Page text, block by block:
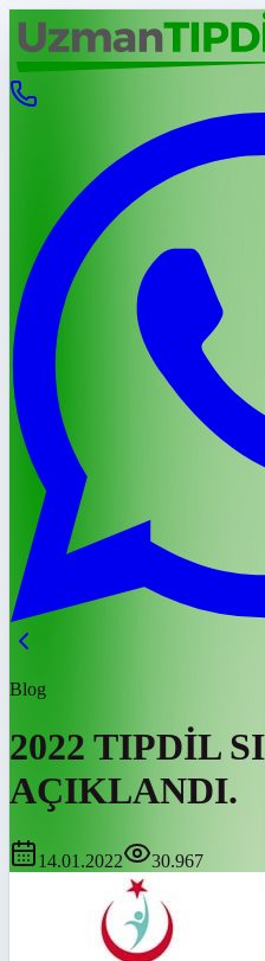
Blog
2022 TIPDİL
AÇIKLANDI.
14.01.2022 30.967